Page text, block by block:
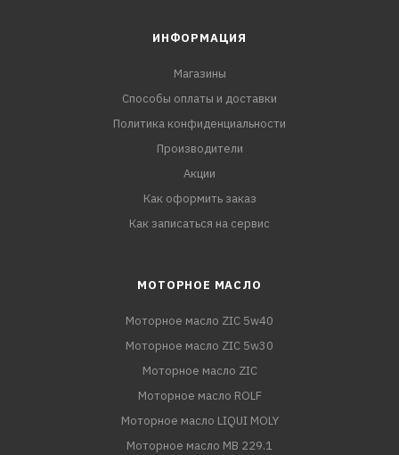
ИНФОРМАЦИЯ
Магазины
Способы оплаты и доставки
Политика конфиденциальности
Производители
Акции
Как оформить заказ
Как записаться на сервис
МОТОРНОЕ МАСЛО
Моторное масло ZIC 5w40
Моторное масло ZIC 5w30
Моторное масло ZIC
Моторное масло ROLF
Моторное масло LIQUI MOLY
Моторное масло MB 229.1